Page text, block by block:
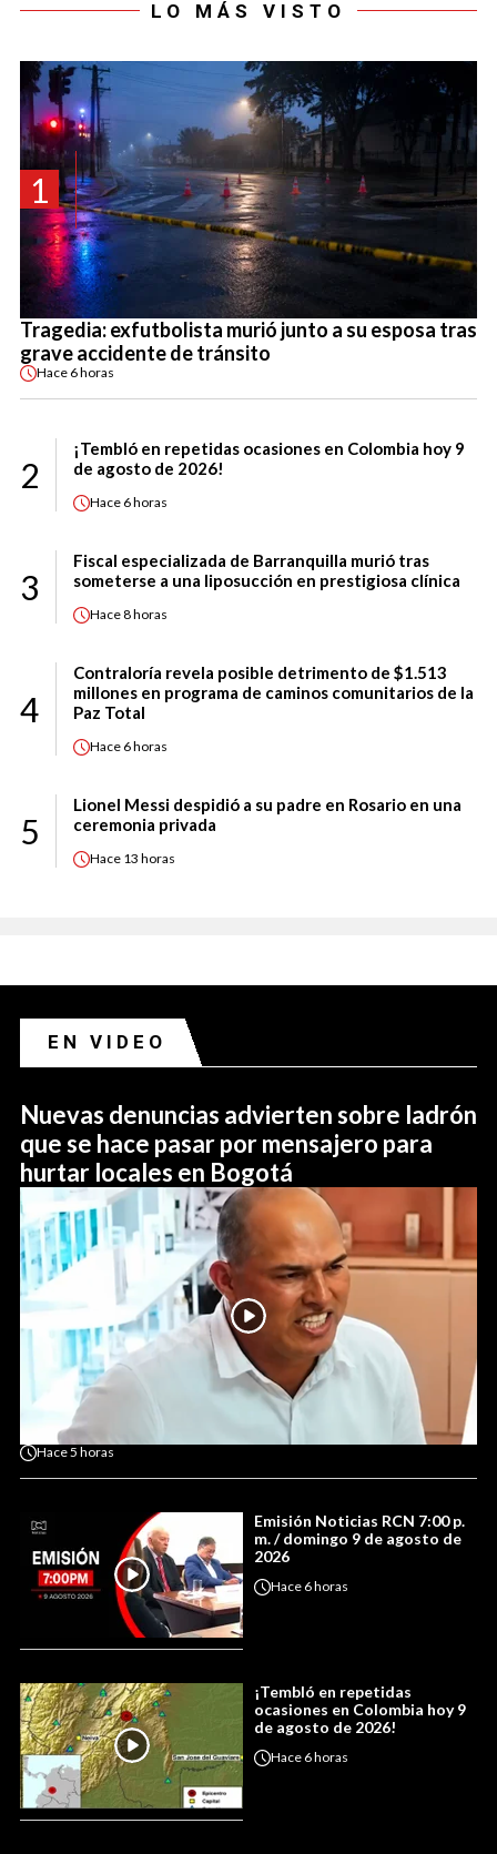
LO MÁS VISTO
1
Tragedia: exfutbolista murió junto a su esposa tras
grave accidente de tránsito
Hace 6 horas
2
¡Tembló en repetidas ocasiones en Colombia hoy 9
de agosto de 2026!
Hace 6 horas
3
Fiscal especializada de Barranquilla murió tras
someterse a una liposucción en prestigiosa clínica
Hace8 horas
4
Contraloría revela posible detrimento de $1.513
millones en programa de caminos comunitarios de la
Paz Total
Hace 6 horas
5
Lionel Messi despidió a su padre en Rosario en una
ceremonia privada
Hace 13 horas
EN VIDEO
Nuevas denuncias advierten sobre ladrón
que se hace pasar por mensajero para
hurtar locales en Bogotá
Hace5 horas
Emisión Noticias RCN 7:00 p.
m. / domingo 9 de agosto de
2026
Hace 6 horas
¡Tembló en repetidas
ocasiones en Colombia hoy 9
de agosto de 2026!
Hace 6 horas